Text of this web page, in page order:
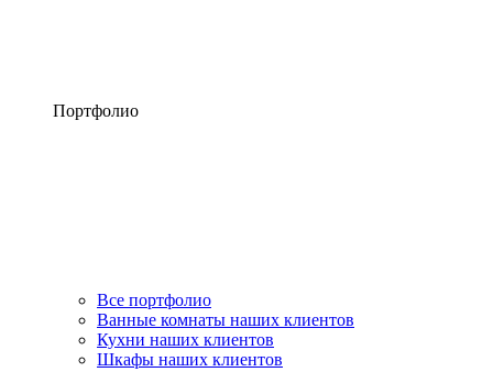
Портфолио
Все портфолио
Ванные комнаты наших клиентов
Кухни наших клиентов
Шкафы наших клиентов